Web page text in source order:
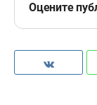
Оцените